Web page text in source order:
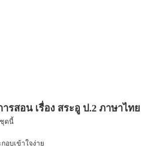
รสอน เรื่อง สระอู ป.2 ภาษาไทย
ชุดนี้
อบเข้าใจง่าย